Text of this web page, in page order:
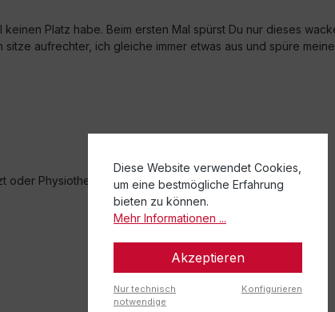
Platz habe. Beim ersten Mal spürst Du nur dieses
aufrechter, ich gleiche immer etwas aus und spüre
oder Physiotherapeuten um Rat.
Diese Website verwendet Cookies,
um eine bestmögliche Erfahrung
bieten zu können.
Mehr Informationen ...
Akzeptieren
Nur technisch
notwendige
Konfigurieren